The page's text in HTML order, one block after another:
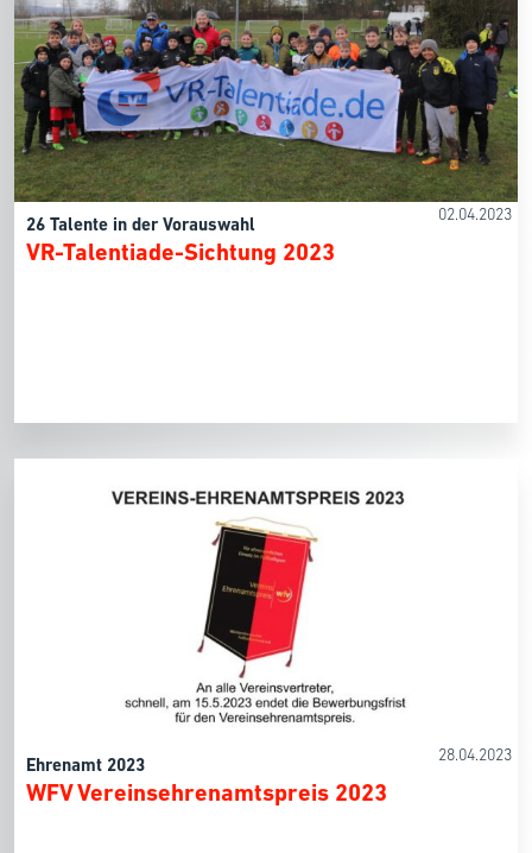
02.04.2023
26 Talente in der Vorauswahl
VR-Talentiade-Sichtung 2023
28.04.2023
Ehrenamt 2023
WFV Vereinsehrenamtspreis 2023